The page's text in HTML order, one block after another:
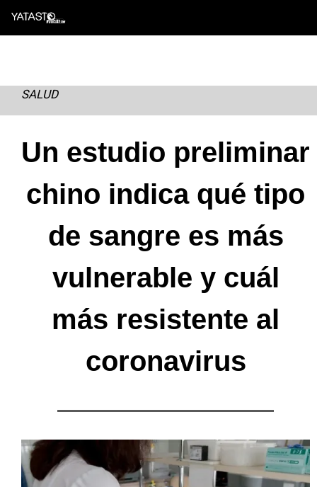
Skip
SALUD
Un estudio preliminar
chino indica qué tipo
de sangre es más
vulnerable y cuál
más resistente al
coronavirus